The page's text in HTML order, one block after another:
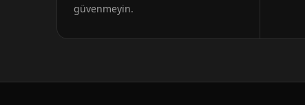
güvenmeyin.